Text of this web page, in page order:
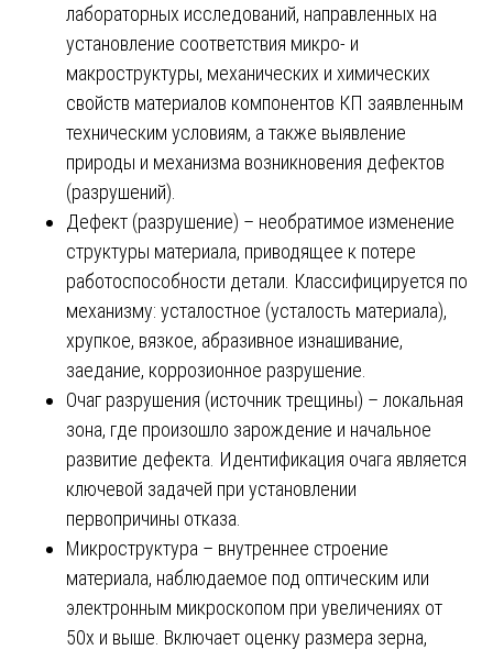
лабораторных исследований, направленных на
установление соответствия микро- и
макроструктуры, механических и химических
свойств материалов компонентов КП заявленным
техническим условиям, а также выявление
природы и механизма возникновения дефектов
(разрушений).
Дефект (разрушение) – необратимое изменение
структуры материала, приводящее к потере
работоспособности детали. Классифицируется по
механизму: усталостное (усталость материала),
хрупкое, вязкое, абразивное изнашивание,
заедание, коррозионное разрушение.
Очаг разрушения (источник трещины) – локальная
зона, где произошло зарождение и начальное
развитие дефекта. Идентификация очага является
ключевой задачей при установлении
первопричины отказа.
Микроструктура – внутреннее строение
материала, наблюдаемое под оптическим или
электронным микроскопом при увеличениях от
50х и выше. Включает оценку размера зерна,